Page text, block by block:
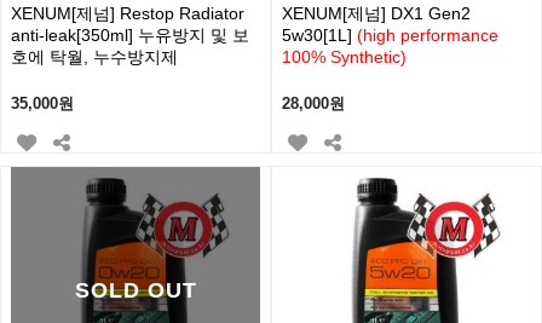
XENUM[제넘] Restop Radiator
anti-leak[350ml] 누유방지 및 보
호에 탁월, 누수방지제
35,000원
XENUM[제넘] DX1 Gen2
5w30[1L] (high performance
100% Synthetic)
28,000원
SOLD OUT